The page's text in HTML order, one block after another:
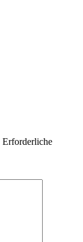
Erforderliche